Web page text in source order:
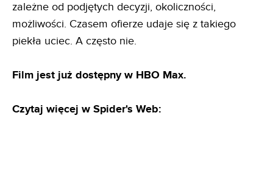
zależne od podjętych decyzji, okoliczności,
możliwości. Czasem ofierze udaje się z takiego
piekła uciec. A często nie.
Film jest już dostępny w HBO Max.
Czytaj więcej w Spider's Web: